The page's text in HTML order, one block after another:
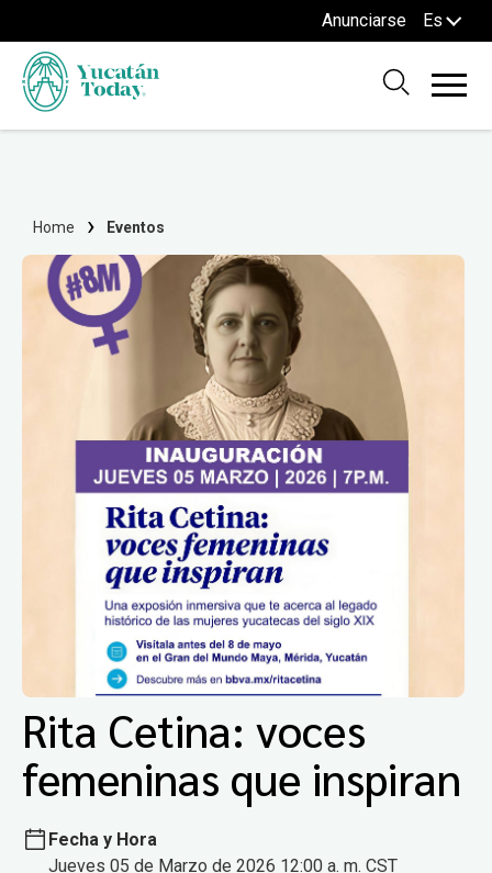
Anunciarse Es
Home Eventos
Rita Cetina: voces
femeninas que inspiran
Fecha y Hora
Jueves 05 de Marzo de 2026 12:00 a. m. CST